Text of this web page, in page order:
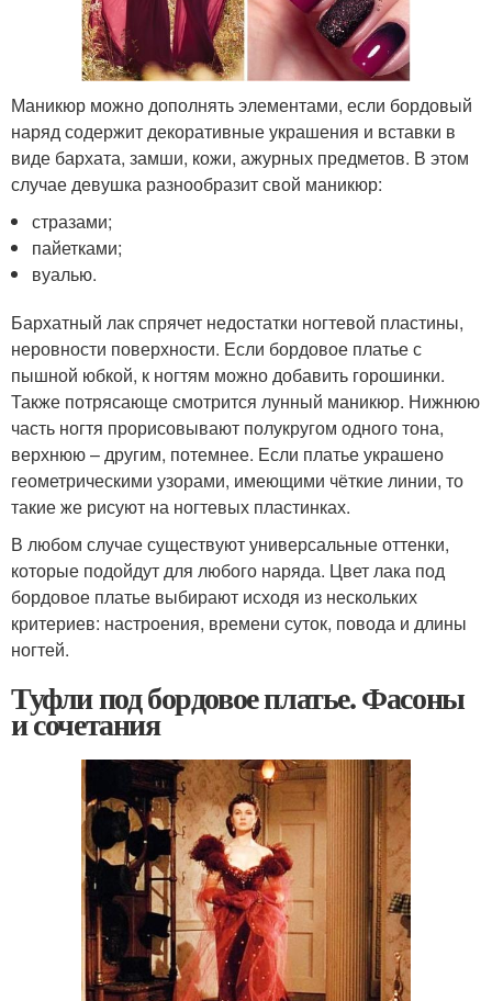
Маникюр можно дополнять элементами, если бордовый
наряд содержит декоративные украшения и вставки в
виде бархата, замши, кожи, ажурных предметов. В этом
случае девушка разнообразит свой маникюр:
стразами;
пайетками;
вуалью.
Бархатный лак спрячет недостатки ногтевой пластины,
неровности поверхности. Если бордовое платье с
пышной юбкой, к ногтям можно добавить горошинки.
Также потрясающе смотрится лунный маникюр. Нижнюю
часть ногтя прорисовывают полукругом одного тона,
верхнюю – другим, потемнее. Если платье украшено
геометрическими узорами, имеющими чёткие линии, то
такие же рисуют на ногтевых пластинках.
В любом случае существуют универсальные оттенки,
которые подойдут для любого наряда. Цвет лака под
бордовое платье выбирают исходя из нескольких
критериев: настроения, времени суток, повода и длины
ногтей.
Туфли под бордовое платье. Фасоны
и сочетания